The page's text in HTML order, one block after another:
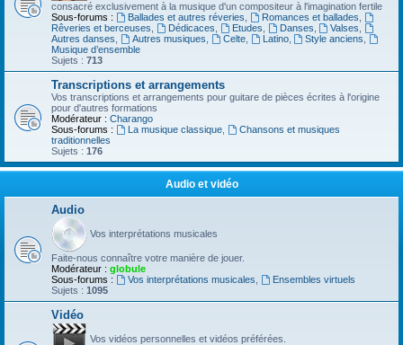
consacré exclusivement à la musique d'un compositeur à l'imagination fertile
Sous-forums :
Ballades et autres réveries Romances et ballades
Rêveries et berceuses
Dédicaces Etudes Danses Valses
Autres danses
Autres musiques Celte, Latino, Style anciens
Musique d’ensemble
Sujets : 713
Transcriptions et arrangements
Vos transcriptions et arrangements pour guitare de pièces écrites à l'origine
pour d'autres formations
Modérateur : Charango
Sous-forums :
La musique classique,
Chansons et musiques
traditionnelles
Sujets : 176
Audio et vidéo
Audio
Vos interprétations musicales
Faite-nous connaître votre manière de jouer.
Modérateur : globule
Sous-forums :
Vos interprétations musicales
Ensembles virtuels
Sujets : 1095
Vidéo
Vos vidéos personnelles et vidéos préférées.